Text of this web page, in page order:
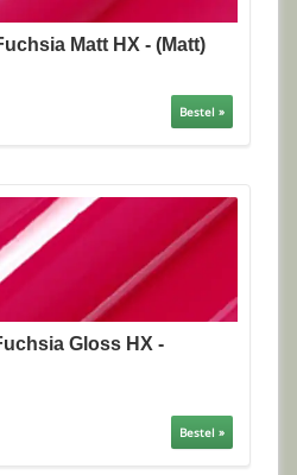
Matt HX - (Matt)
Bestel »
Gloss HX -
Bestel »